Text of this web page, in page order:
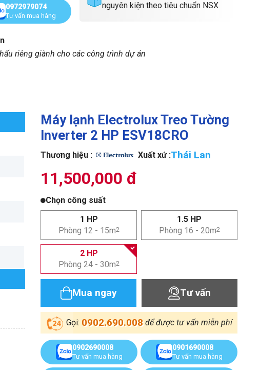
0972979074
Tư vấn mua hàng
nguyên kiện theo tiêu chuẩn NSX
riêng giành cho các công trình dự án
Máy lạnh Electrolux Treo Tường
Inverter 2 HP ESV18CRO
Thương hiệu : Xuất xứ :Thái Lan
11,500,000 đ
Chọn công suất
1 HP
Phòng 12 - 15m2
1.5 HP
Phòng 16 - 20m2
2 HP
Phòng 24 - 30m2
Mua ngay Tư vấn
Gọi: 0902.690.008 để được tư vấn miễn phí
0902690008
Tư vấn mua hàng
0901690008
Tư vấn mua hàng